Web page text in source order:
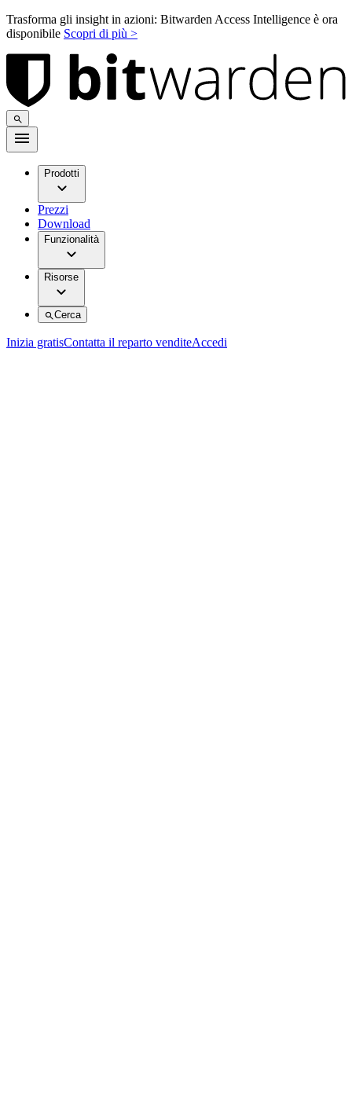
Trasforma gli insight in azioni: Bitwarden Access Intelligence è ora
disponibile Scopri di più >
Prodotti
Prezzi
Download
Funzionalità
Risorse
Cerca
Inizia gratisContatta il reparto venditeAccedi